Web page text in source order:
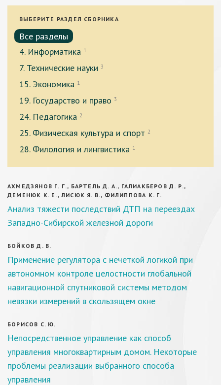
ВЫБЕРИТЕ РАЗДЕЛ СБОРНИКА
Все разделы
4. Информатика 1
7. Технические науки 3
15. Экономика 1
19. Государство и право 3
24. Педагогика 2
25. Физическая культура и спорт 2
28. Филология и лингвистика 1
АХМЕДЗЯНОВ Г. Г., БАРТЕЛЬ Д. А., ГАЛИАКБЕРОВ Д. Р.,
ДЕМЕНЮК К. Е., ЛИСЮК Я. В., ФИЛИППОВА К. Г.
Анализ тяжести последствий ДТП на переездах
Западно-Сибирской железной дороги
БОЙКОВ Д. В.
Применение регулятора с нечеткой логикой при
автономном контроле целостности глобальной
навигационной спутниковой системы методом
невязки измерений в скользящем окне
БОРИСОВ С. Ю.
Непосредственное управление кaк способ
управления многоквартирным домом. Некоторые
проблемы реализации выбранного способа
управления